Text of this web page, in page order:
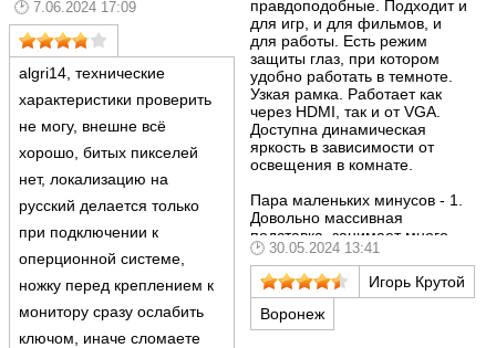
7.06.2024 17:09
algri14, технические
характеристики проверить
не могу, внешне всё
хорошо, битых пикселей
нет, локализацию на
русский делается только
при подключении к
оперционной системе,
ножку перед креплением к
монитору сразу ослабить
ключом, иначе сломаете
правдоподобные. Подходит и
для игр, и для фильмов, и
для работы. Есть режим
защиты глаз, при котором
удобно работать в темноте.
Узкая рамка. Работает как
через HDMI, так и от VGA.
Доступна динамическая
яркость в зависимости от
освещения в комнате.
Пара маленьких минусов - 1.
Довольно массивная
подставка, занимает много
места на столе, создаёт
пространство позади
монитора 13 см. Поэтому
буду покупать кронштейн,
чтобы повесить на стену. 2.
30.05.2024 13:41
Игорь Крутой
Воронеж